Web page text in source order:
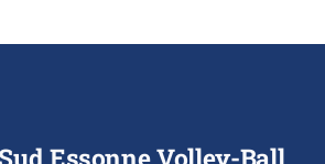
fluide et tout le monde a
Essonne Volley-Ball